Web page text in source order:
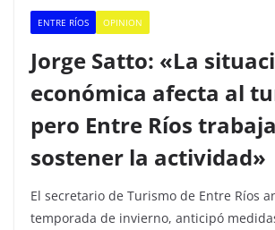
ENTRE RÍOS OPINION
Jorge Satto: «La
económica afecta al
pero Entre Ríos
sostener la actividad»
El secretario de Turismo de Entre Ríos
temporada de invierno, anticipó